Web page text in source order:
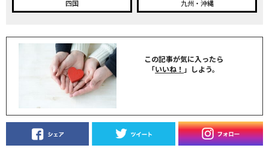
四国 九州・沖縄
この記事が気に入ったら
「いいね！ 」しよう。